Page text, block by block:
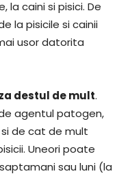
caini si pisici. De
la pisicile si cainii
usor datorita
destul de mult.
agentul patogen,
de cat de mult
Uneori poate
sau luni (la